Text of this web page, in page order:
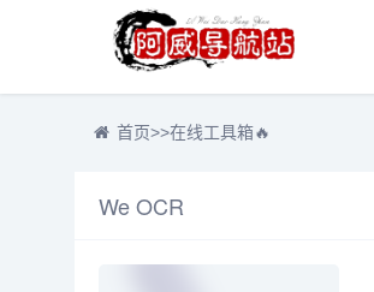
首页>>在线工具箱🔥
We OCR